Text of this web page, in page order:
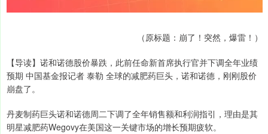
（原标题：崩了！突然，爆雷！）
【导读】诺和诺德股价暴跌，此前任命新首席执行官并下调全年业绩
预期 中国基金报记者 泰勒 全球的减肥药巨头，诺和诺德，刚刚股价
崩盘了。
丹麦制药巨头诺和诺德周二下调了全年销售额和利润指引，理由是其
明星减肥药Wegovy在美国这一关键市场的增长预期疲软。